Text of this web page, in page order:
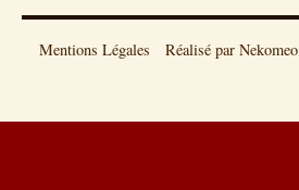
Mentions Légales Réalisé par Nekomeo